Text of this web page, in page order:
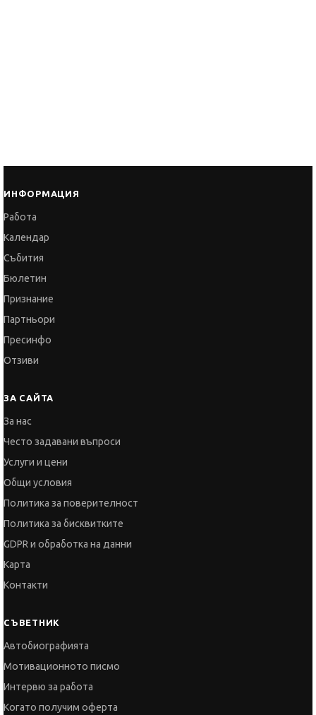
ИНФОРМАЦИЯ
Работа
Календар
Събития
Бюлетин
Признание
Партньори
Пресинфо
Отзиви
ЗА САЙТА
За нас
Често задавани въпроси
Услуги и цени
Общи условия
Политика за поверителност
Политика за бисквитките
GDPR и обработка на данни
Карта
Контакти
СЪВЕТНИК
Автобиографията
Мотивационното писмо
Интервю за работа
Когато получим оферта